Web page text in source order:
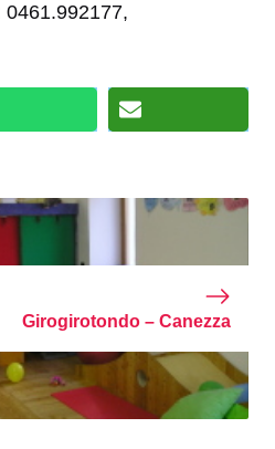
Girogirotondo – Canezza